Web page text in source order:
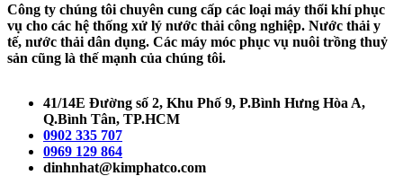
Công ty chúng tôi chuyên cung cấp các loại máy thổi khí phục
vụ cho các hệ thống xử lý nước thải công nghiệp. Nước thải y
tế, nước thải dân dụng. Các máy móc phục vụ nuôi trồng thuỷ
sản cũng là thế mạnh của chúng tôi.
41/14E Đường số 2, Khu Phố 9, P.Bình Hưng Hòa A,
Q.Bình Tân, TP.HCM
0902 335 707
0969 129 864
dinhnhat@kimphatco.com